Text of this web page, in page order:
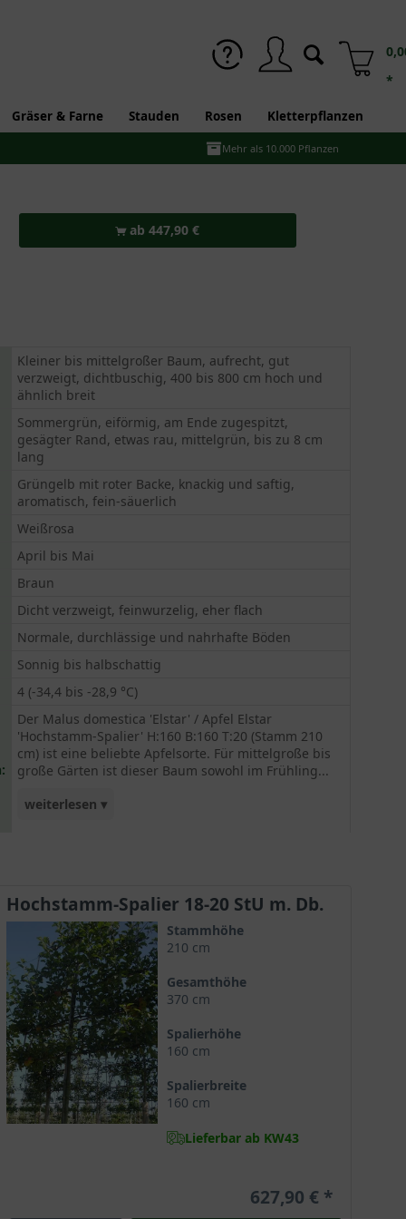
*
Gräser & Farne Stauden Rosen Kletterpflanzen
Mehr als 10.000 Pflanzen
ab 447,90 €
Kleiner bis mittelgroßer Baum, aufrecht, gut
verzweigt, dichtbuschig, 400 bis 800 cm hoch und
ähnlich breit
Sommergrün, eiförmig, am Ende zugespitzt,
gesägter Rand, etwas rau, mittelgrün, bis zu 8 cm
lang
Grüngelb mit roter Backe, knackig und saftig,
aromatisch, fein-säuerlich
Weißrosa
April bis Mai
Braun
Dicht verzweigt, feinwurzelig, eher flach
Normale, durchlässige und nahrhafte Böden
Sonnig bis halbschattig
4 (-34,4 bis -28,9 °C)
Der Malus domestica 'Elstar' / Apfel Elstar
'Hochstamm-Spalier' H:160 B:160 T:20 (Stamm 210
cm) ist eine beliebte Apfelsorte. Für mittelgroße bis
große Gärten ist dieser Baum sowohl im Frühling...
weiterlesen ▾
Zu den Befruchtern dieses Baumes gehören die
Sorten 'James Grieve', 'Laxtons Superb' und
'Pinova'.
Hochstamm-Spalier 18-20 StU m. Db.
Stammhöhe
210 cm
Gesamthöhe
370 cm
Spalierhöhe
160 cm
Spalierbreite
160 cm
Lieferbar ab KW43
627,90 €